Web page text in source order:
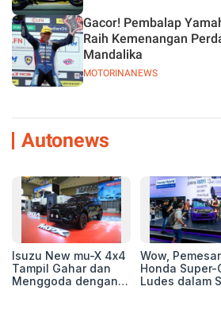
MOTORINANEWS
Gacor! Pembalap
Raih Kemenangan
Mandalika
Autonews
Isuzu New mu-X 4x4
Tampil Gahar dan
Menggoda dengan
Wow,
Honda Super-
Ludes dalam